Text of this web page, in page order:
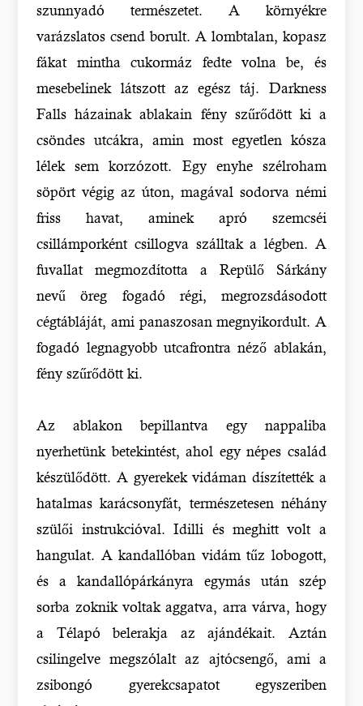
szunnyadó természetet. A környékre
varázslatos csend borult. A lombtalan, kopasz
fákat mintha cukormáz fedte volna be, és
mesebelinek látszott az egész táj. Darkness
Falls házainak ablakain fény szűrődött ki a
csöndes utcákra, amin most egyetlen kósza
lélek sem korzózott. Egy enyhe szélroham
söpört végig az úton, magával sodorva némi
friss havat, aminek apró szemcséi
csillámporként csillogva szálltak a légben. A
fuvallat megmozdította a Repülő Sárkány
nevű öreg fogadó régi, megrozsdásodott
cégtábláját, ami panaszosan megnyikordult. A
fogadó legnagyobb utcafrontra néző ablakán,
fény szűrődött ki.
Az ablakon bepillantva egy nappaliba
nyerhetünk betekintést, ahol egy népes család
készülődött. A gyerekek vidáman díszítették a
hatalmas karácsonyfát, természetesen néhány
szülői instrukcióval. Idilli és meghitt volt a
hangulat. A kandallóban vidám tűz lobogott,
és a kandallópárkányra egymás után szép
sorba zoknik voltak aggatva, arra várva, hogy
a Télapó belerakja az ajándékait. Aztán
csilingelve megszólalt az ajtócsengő, ami a
zsibongó gyerekcsapatot egyszeriben